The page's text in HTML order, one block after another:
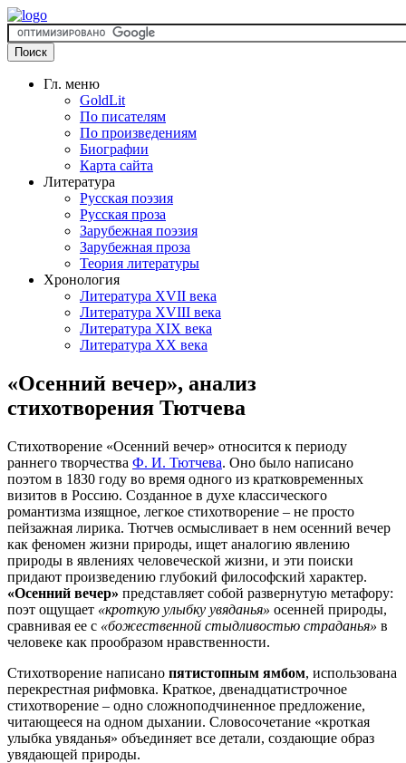
Гл. меню
GoldLit
По писателям
По произведениям
Биографии
Карта сайта
Литература
Русская поэзия
Русская проза
Зарубежная поэзия
Зарубежная проза
Теория литературы
Хронология
Литература XVII века
Литература XVIII века
Литература XIX века
Литература XX века
«Осенний вечер», анализ
стихотворения Тютчева
Стихотворение «Осенний вечер» относится к периоду
раннего творчества Ф. И. Тютчева. Оно было написано
поэтом в 1830 году во время одного из кратковременных
визитов в Россию. Созданное в духе классического
романтизма изящное, легкое стихотворение – не просто
пейзажная лирика. Тютчев осмысливает в нем осенний вечер
как феномен жизни природы, ищет аналогию явлению
природы в явлениях человеческой жизни, и эти поиски
придают произведению глубокий философский характер.
«Осенний вечер» представляет собой развернутую метафору:
поэт ощущает «кроткую улыбку увяданья» осенней природы,
сравнивая ее с «божественной стыдливостью страданья» в
человеке как прообразом нравственности.
Стихотворение написано пятистопным ямбом, использована
перекрестная рифмовка. Краткое, двенадцатистрочное
стихотворение – одно сложноподчиненное предложение,
читающееся на одном дыхании. Словосочетание «кроткая
улыбка увяданья» объединяет все детали, создающие образ
увядающей природы.